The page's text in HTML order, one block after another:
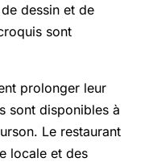
dessin et de
sont
prolonger leur
sont disponibles à
Le restaurant
locale et des